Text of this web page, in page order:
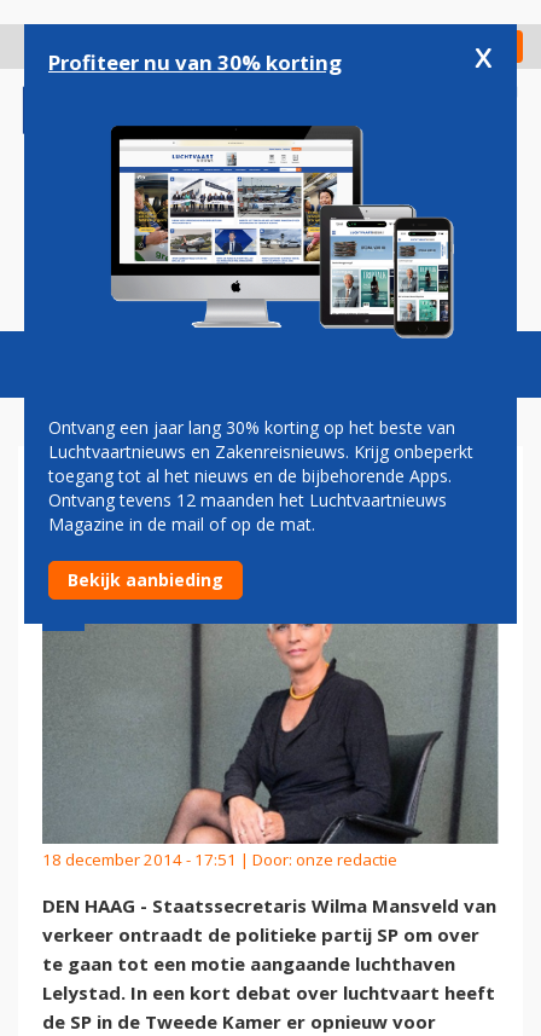
gaan
Check in
Magazine Podcasts Vacatures
MANSVELD ONTRAADT SP-
MOTIE TEGEN VLIEGVELD
18 december 2014 - 17:51 | Door: onze redactie
DEN HAAG - Staatssecretaris Wilma Mansveld van
verkeer ontraadt de politieke partij SP om over
te gaan tot een motie aangaande luchthaven
Lelystad. In een kort debat over luchtvaart heeft
de SP in de Tweede Kamer er opnieuw voor
Profiteer nu van 30% korting x
Ontvang een jaar lang 30% korting op het beste van
Luchtvaartnieuws en Zakenreisnieuws. Krijg onbeperkt
toegang tot al het nieuws en de bijbehorende Apps.
Ontvang tevens 12 maanden het Luchtvaartnieuws
Magazine in de mail of op de mat.
Bekijk aanbieding